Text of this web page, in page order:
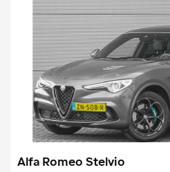
Alfa Romeo Stelvio